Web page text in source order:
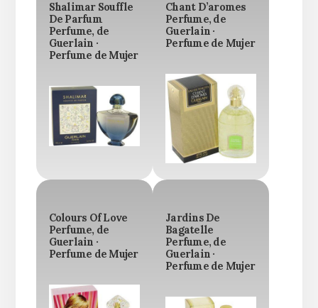
Shalimar Souffle
De Parfum
Perfume, de
Guerlain ·
Perfume de Mujer
Chant D’aromes
Perfume, de
Guerlain ·
Perfume de Mujer
Colours Of Love
Perfume, de
Guerlain ·
Perfume de Mujer
Jardins De
Bagatelle
Perfume, de
Guerlain ·
Perfume de Mujer